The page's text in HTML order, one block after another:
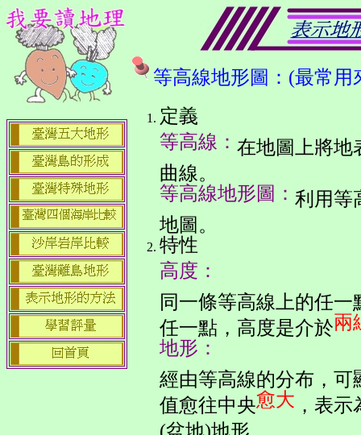
等高線地形圖 ：(最常
定義
等高線：
在地圖上將地
曲線。
等高線地形圖：
利用等
地圖。
特性
高度：
同一條等高線上的任一
任一點，高度是介於兩
地形：
經由等高線的分布，可
值愈往中央 愈大 ，表
(盆地)地形。